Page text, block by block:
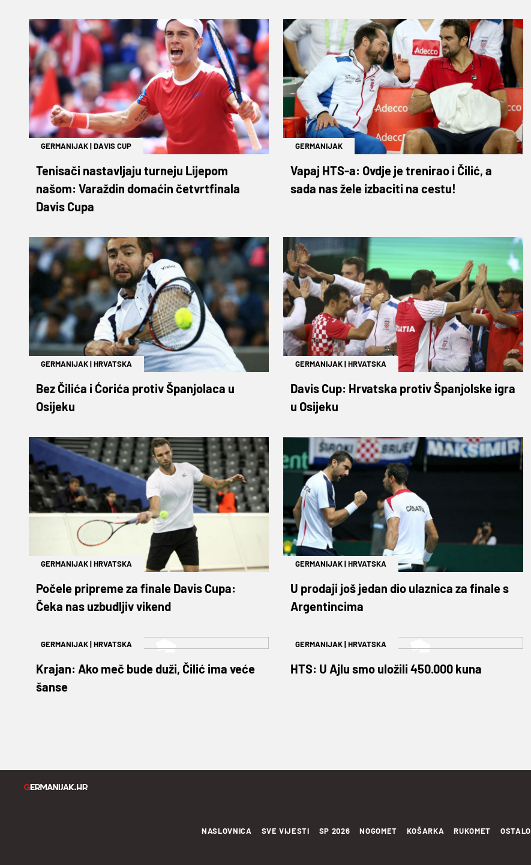
GERMANIJAK|DAVIS CUP
Tenisači nastavljaju turneju Lijepom
našom: Varaždin domaćin četvrtfinala
Davis Cupa
GERMANIJAK
Vapaj HTS-a: Ovdje je trenirao i Čilić, a
sada nas žele izbaciti na cestu!
GERMANIJAK|HRVATSKA
Bez Čilića i Ćorića protiv Španjolaca u
Osijeku
GERMANIJAK|HRVATSKA
Davis Cup: Hrvatska protiv Španjolske igra
u Osijeku
GERMANIJAK|HRVATSKA
Počele pripreme za finale Davis Cupa:
Čeka nas uzbudljiv vikend
GERMANIJAK|HRVATSKA
U prodaji još jedan dio ulaznica za finale s
Argentincima
GERMANIJAK|HRVATSKA
Krajan: Ako meč bude duži, Čilić ima veće
šanse
GERMANIJAK|HRVATSKA
HTS: U Ajlu smo uložili 450.000 kuna
NASLOVNICA SVE VIJESTI SP 2026 NOGOMET KOŠARKA RUKOMET OSTALO